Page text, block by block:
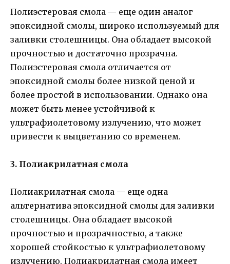
Полиэстеровая смола — еще один аналог
эпоксидной смолы, широко используемый для
заливки столешницы. Она обладает высокой
прочностью и достаточно прозрачна.
Полиэстеровая смола отличается от
эпоксидной смолы более низкой ценой и
более простой в использовании. Однако она
может быть менее устойчивой к
ультрафиолетовому излучению, что может
привести к выцветанию со временем.
3. Полиакрилатная смола
Полиакрилатная смола — еще одна
альтернатива эпоксидной смолы для заливки
столешницы. Она обладает высокой
прочностью и прозрачностью, а также
хорошей стойкостью к ультрафиолетовому
излучению. Полиакрилатная смола имеет